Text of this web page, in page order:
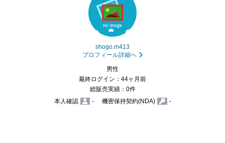
shogo.m413
プロフィール詳細へ
男性
最終ログイン：44ヶ月前
総販売実績：0件
本人確認
- 機密保持契約(NDA) -